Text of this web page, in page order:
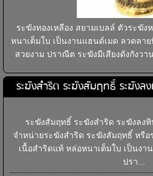
ระฆังทองเหลือง สยามเบลล์ ตัวระฆัง
หนาเต็มใบ เป็นงานแฮนด์เมด ลวดลา
สวยงาม ปราณีต ระฆังมีเสียงดังกังวา
ระฆังสำริด ระฆังสัมฤทธิ์ ระฆังล
ระฆังสัมฤทธิ์ ระฆังสำริด ระฆังลง
จำหน่ายระฆังสำริด ระฆังสัมฤทธิ์ หรื
เนื้อสำริดแท้ หล่อหนาเต็มใบ เป็นงา
ปรา...